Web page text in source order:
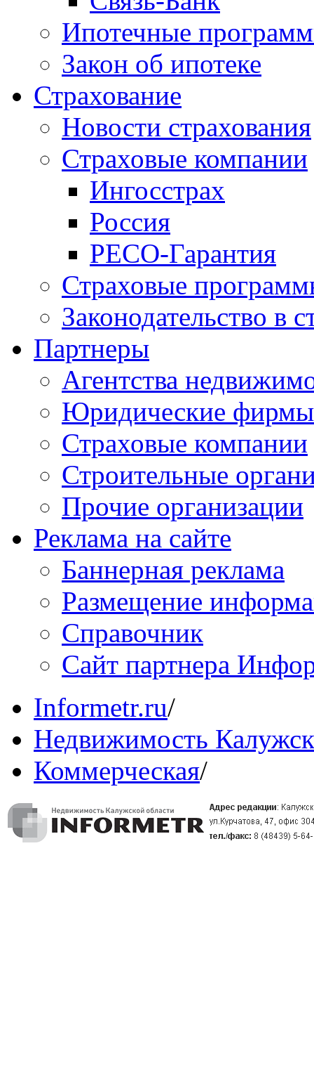
Ипотечные
Закон об ипотеке
Страхование
Новости страхования
Страховые компании
Ингосстрах
Россия
РЕСО-Гарантия
Страховые
Законодательство в
Партнеры
Агентства
Юридические фирмы
Страховые компании
Строительные
Прочие организации
Реклама на сайте
Баннерная реклама
Размещение
Справочник
Сайт партнера
Informetr.ru/
Недвижимость
Коммерческая/